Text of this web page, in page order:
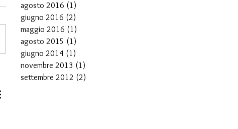
agosto 2016 (1)
giugno 2016 (2)
maggio 2016 (1)
agosto 2015 (1)
giugno 2014 (1)
novembre 2013 (1)
settembre 2012 (2)